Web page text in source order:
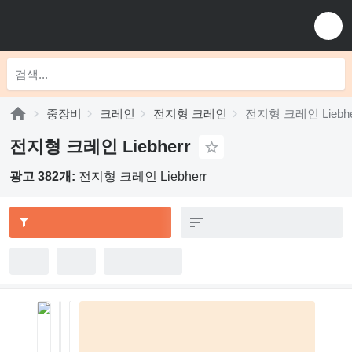
중장비 크레인 전지형 크레인 전지형 크레인
전지형 크레인 Liebherr
광고 382개: 전지형 크레인 Liebherr